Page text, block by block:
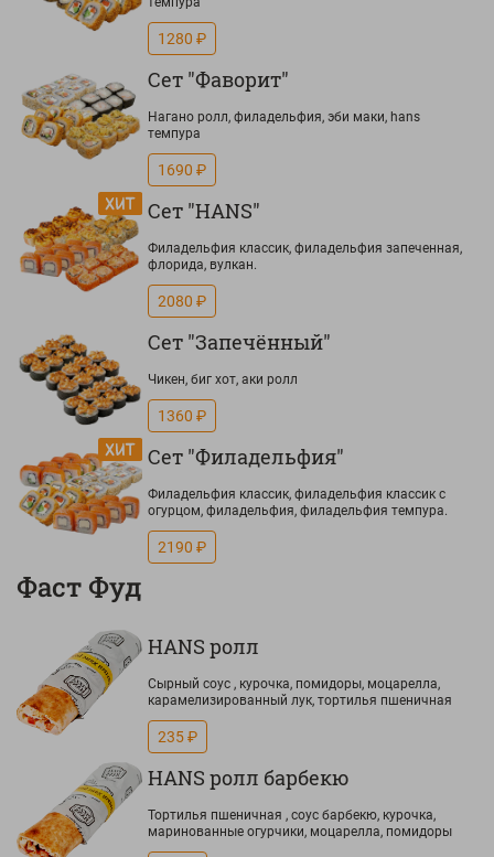
1280 ₽
Сет "Фаворит"
Нагано ролл, филадельфия, эби маки, hans
темпура
1690 ₽
Сет "HANS"
Филадельфия классик, филадельфия запеченная,
флорида, вулкан.
2080 ₽
Сет "Запечённый"
Чикен, биг хот, аки ролл
1360 ₽
Сет "Филадельфия"
Филадельфия классик, филадельфия классик с
огурцом, филадельфия, филадельфия темпура.
2190 ₽
Фаст Фуд
HANS ролл
Сырный соус , курочка, помидоры, моцарелла,
карамелизированный лук, тортилья пшеничная
235 ₽
HANS ролл барбекю
Тортилья пшеничная , соус барбекю, курочка,
маринованные огурчики, моцарелла, помидоры